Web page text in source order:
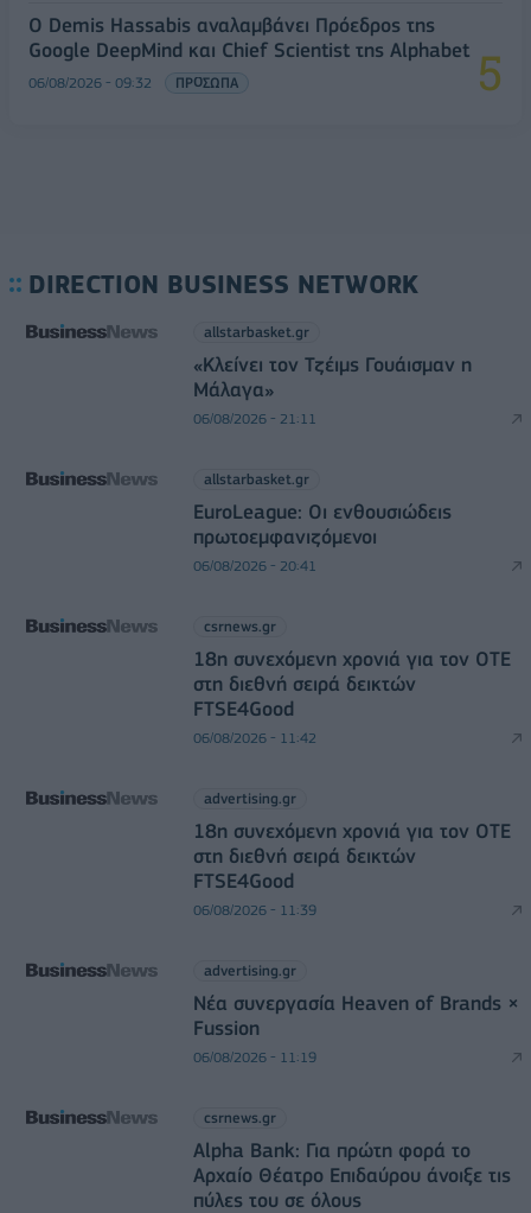
Ο Demis Hassabis αναλαμβάνει Πρόεδρος της
Google DeepMind και Chief Scientist της Alphabet
06/08/2026 - 09:32 ΠΡΟΣΩΠΑ
DIRECTION BUSINESS NETWORK
allstarbasket.gr
«Κλείνει τον Τζέιμς Γουάισμαν η
Μάλαγα»
06/08/2026 - 21:11
allstarbasket.gr
EuroLeague: Οι ενθουσιώδεις
πρωτοεμφανιζόμενοι
06/08/2026 - 20:41
csrnews.gr
18η συνεχόμενη χρονιά για τον ΟΤΕ
στη διεθνή σειρά δεικτών
FTSE4Good
06/08/2026 - 11:42
advertising.gr
18η συνεχόμενη χρονιά για τον ΟΤΕ
στη διεθνή σειρά δεικτών
FTSE4Good
06/08/2026 - 11:39
advertising.gr
Νέα συνεργασία Heaven of Brands ×
Fussion
06/08/2026 - 11:19
csrnews.gr
Alpha Bank: Για πρώτη φορά το
Αρχαίο Θέατρο Επιδαύρου άνοιξε τις
πύλες του σε όλους